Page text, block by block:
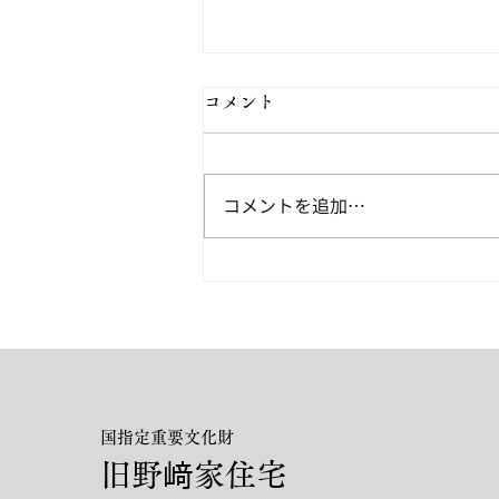
コメント
コメントを追加…
国指定重要文化財
旧野﨑家住宅